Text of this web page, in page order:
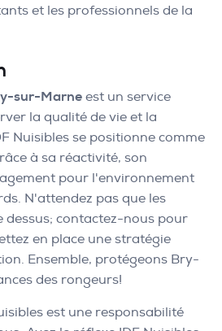
et les professionnels de la
sur-Marne est un service
la qualité de vie et la
Nuisibles se positionne comme
à sa réactivité, son
pour l'environnement
N'attendez pas que les
dessus; contactez-nous pour
en place une stratégie
Ensemble, protégeons Bry-
des rongeurs!
est une responsabilité